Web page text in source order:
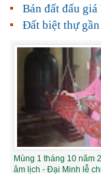
Bán đất đấu
Đất biệt thự
Mùng 1 tháng 10 năm
âm lịch - Đại Minh lễ